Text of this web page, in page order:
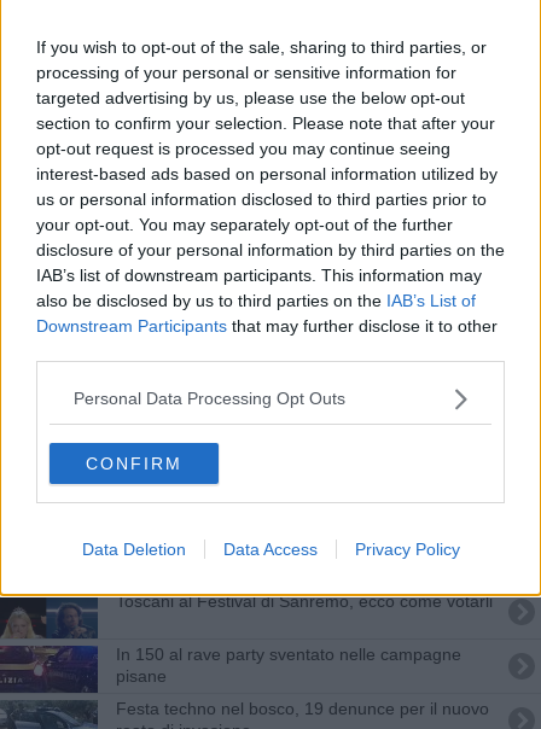
If you wish to opt-out of the sale, sharing to third parties, or
processing of your personal or sensitive information for
targeted advertising by us, please use the below opt-out
section to confirm your selection. Please note that after your
opt-out request is processed you may continue seeing
interest-based ads based on personal information utilized by
us or personal information disclosed to third parties prior to
your opt-out. You may separately opt-out of the further
disclosure of your personal information by third parties on the
IAB’s list of downstream participants. This information may
also be disclosed by us to third parties on the IAB’s List of
Downstream Participants that may further disclose it to other
Personal Data Processing Opt Outs
CONFIRM
Data Deletion Data Access Privacy Policy
Giadil e le 11Lune, ​da sempre insieme nella
mobilità elettrica
Pistoia la capitale del sapere e dei diritti
Asja Cresci, dopo The Voice continua la sfida
Antonello Venditti pazzo per Castiglioncello
Al Festival di Sanremo la notte di Irama
Un estate di eventi a Buti, all'ombra del Monte
Da Vinci, il genio toscano che anticipò il Giappone
Viaggio in Vespa nella Valdera al Fuori Expo
Musica dalle finestre per sfidare il coronavirus
Toscani al Festival di Sanremo, ecco come votarli
In 150 al rave party sventato nelle campagne
pisane
Festa techno nel bosco, 19 denunce per il nuovo